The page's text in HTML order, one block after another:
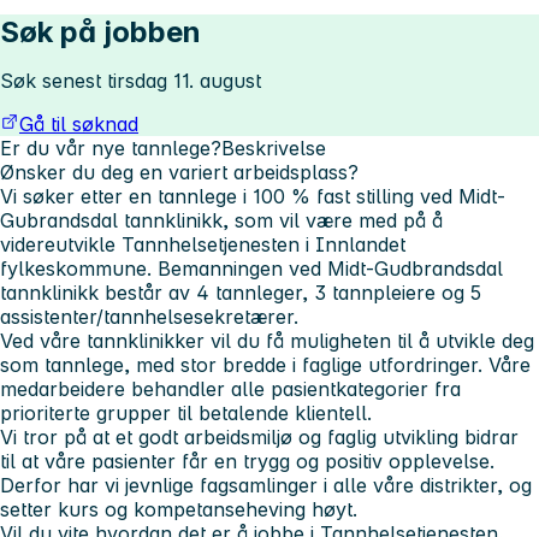
Søk på jobben
Søk senest tirsdag 11. august
Gå til søknad
Er du vår nye tannlege?Beskrivelse
Ønsker du deg en variert arbeidsplass?
Vi søker etter en tannlege i 100 % fast stilling ved Midt-
Gubrandsdal tannklinikk, som vil være med på å
videreutvikle Tannhelsetjenesten i Innlandet
fylkeskommune. Bemanningen ved Midt-Gudbrandsdal
tannklinikk består av 4 tannleger, 3 tannpleiere og 5
assistenter/tannhelsesekretærer.
Ved våre tannklinikker vil du få muligheten til å utvikle deg
som tannlege, med stor bredde i faglige utfordringer. Våre
medarbeidere behandler alle pasientkategorier fra
prioriterte grupper til betalende klientell.
Vi tror på at et godt arbeidsmiljø og faglig utvikling bidrar
til at våre pasienter får en trygg og positiv opplevelse.
Derfor har vi jevnlige fagsamlinger i alle våre distrikter, og
setter kurs og kompetanseheving høyt.